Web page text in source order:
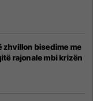
zhvillon bisedime me
rajonale mbi krizën